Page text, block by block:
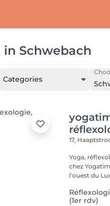
in Schwebach
Categories
17,
Yoga,
chez
l'ouest du
(1er rdv)